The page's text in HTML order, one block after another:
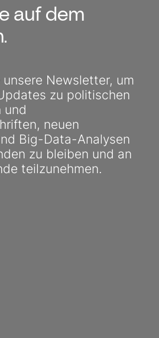
auf dem
unsere Newsletter, um
zu politischen
und
neuen
Big-Data-Analysen
zu bleiben und an
teilzunehmen.